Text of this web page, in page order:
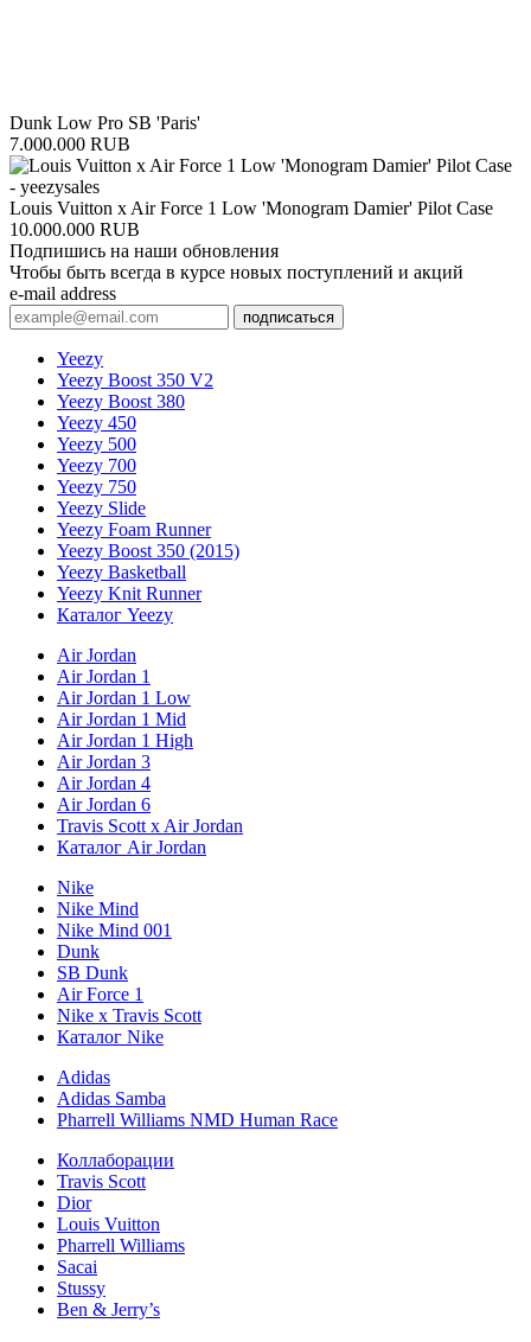
Dunk Low Pro SB 'Paris'
7.000.000 RUB
Louis Vuitton x Air Force 1 Low 'Monogram Damier' Pilot Case
10.000.000 RUB
Подпишись на наши обновления
Чтобы быть всегда в курсе новых поступлений и акций
e-mail address
подписаться
Yeezy
Yeezy Boost 350 V2
Yeezy Boost 380
Yeezy 450
Yeezy 500
Yeezy 700
Yeezy 750
Yeezy Slide
Yeezy Foam Runner
Yeezy Boost 350 (2015)
Yeezy Basketball
Yeezy Knit Runner
Каталог Yeezy
Air Jordan
Air Jordan 1
Air Jordan 1 Low
Air Jordan 1 Mid
Air Jordan 1 High
Air Jordan 3
Air Jordan 4
Air Jordan 6
Travis Scott x Air Jordan
Каталог Air Jordan
Nike
Nike Mind
Nike Mind 001
Dunk
SB Dunk
Air Force 1
Nike x Travis Scott
Каталог Nike
Adidas
Adidas Samba
Pharrell Williams NMD Human Race
Коллаборации
Travis Scott
Dior
Louis Vuitton
Pharrell Williams
Sacai
Stussy
Ben & Jerry’s